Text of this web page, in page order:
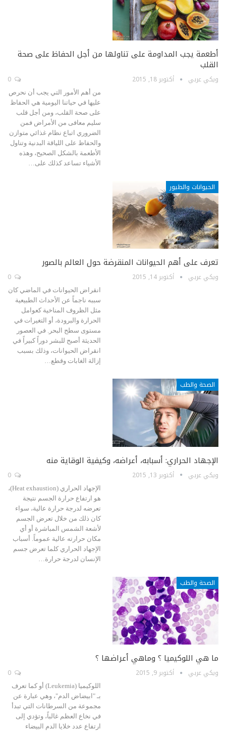
أطعمة يجب المداومة على تناولها من أجل الحفاظ على صحة
القلب
ويكي عربي أكتوبر 18, 2015
من أهم الأمور التي يجب أن نحرص
عليها في حياتنا اليومية هي الحفاظ
على صحة القلب، ومن أجل قلب
سليم معافى من الأمراض فمن
الضروري اتباع نظام غذائي متوازن
والحفاظ على اللياقة البدنية وتناول
الأطعمة بالشكل الصحيح، وهذه
الأشياء تساعد كذلك على…
الحيوانات والطيور
تعرف على أهم الحيوانات المنقرضة حول العالم بالصور
ويكي عربي أكتوبر 14, 2015
انقراض الحيوانات في الماضي كان
سببه ناجماً عن الأحداث الطبيعية
مثل الظروف المناخية كعوامل
الحرارة والبرودة، أو التغيرات في
مستوى سطح البحر. في العصور
الحديثة أصبح للبشر دوراً كبيراً في
انقراض الحيوانات، وذلك بسبب
إزالة الغابات وقطع…
الصحة والطب
الإجهاد الحراري: أسبابه، أعراضه، وكيفية الوقاية منه
ويكي عربي أكتوبر 13, 2015
الإجهاد الحراري (Heat exhaustion)،
هو ارتفاع حرارة الجسم نتيجة
تعرضه لدرجة حرارة عالية، سواء
كان ذلك من خلال تعرض الجسم
لأشعة الشمس المباشرة أو أي
مكان حرارته عالية عموماً. أسباب
الإجهاد الحراري كلما تعرض جسم
الإنسان لدرجة حرارة…
الصحة والطب
ما هي اللوكيميا ؟ وماهي أعراضها ؟
ويكي عربي أكتوبر 9, 2015
اللوكيميا (Leukemia) أو كما تعرف
بـ "ابيضاض الدم"، وهي عبارة عن
مجموعة من السرطانات التي تبدأ
في نخاع العظم غالباً، وتؤدي إلى
ارتفاع عدد خلايا الدم البيضاء